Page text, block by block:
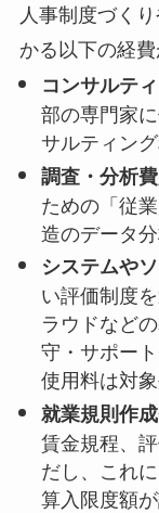
人事制度づく
かる以下の経費
コンサルテ
部の専門家
サルティング
調査・分析
ための「従
造のデータ
システムや
い評価制度
ラウドなど
守・サポー
使用料は対
就業規則作
賃金規程、
だし、これ
算入限度額